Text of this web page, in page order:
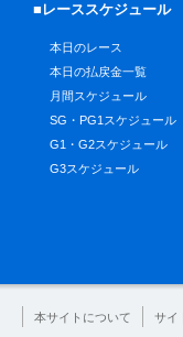
■レーススケジュール
本日のレース
本日の払戻金一覧
月間スケジュール
SG・PG1スケジュール
G1・G2スケジュール
G3スケジュール
本サイトについて サイ